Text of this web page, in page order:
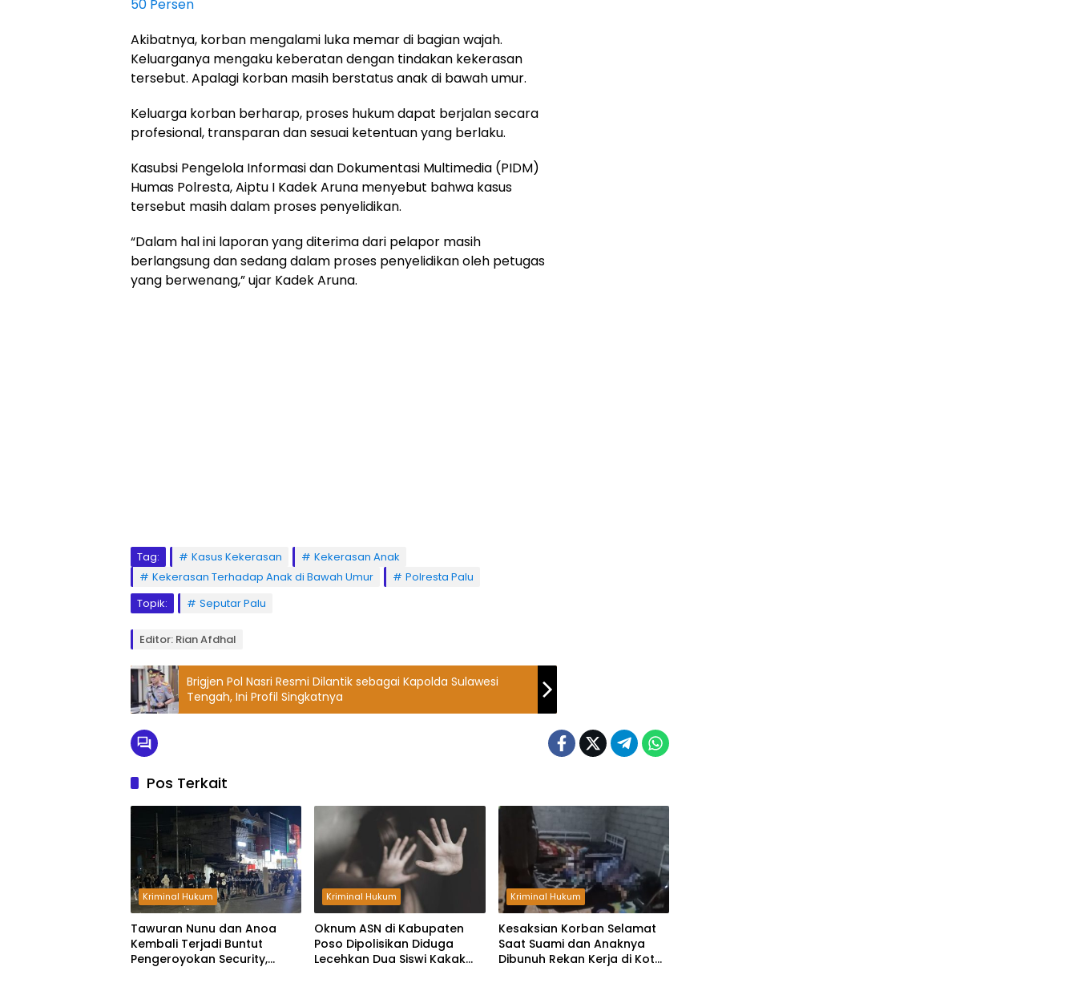
50 Persen
Akibatnya, korban mengalami luka memar di bagian wajah.
Keluarganya mengaku keberatan dengan tindakan kekerasan
tersebut. Apalagi korban masih berstatus anak di bawah umur.
Keluarga korban berharap, proses hukum dapat berjalan secara
profesional, transparan dan sesuai ketentuan yang berlaku.
Kasubsi Pengelola Informasi dan Dokumentasi Multimedia (PIDM)
Humas Polresta, Aiptu I Kadek Aruna menyebut bahwa kasus
tersebut masih dalam proses penyelidikan.
“Dalam hal ini laporan yang diterima dari pelapor masih
berlangsung dan sedang dalam proses penyelidikan oleh petugas
yang berwenang,” ujar Kadek Aruna.
Tag: Kasus Kekerasan
Kekerasan Anak
Kekerasan Terhadap Anak di Bawah Umur
Polresta Palu
Topik:
Seputar Palu
Editor: Rian Afdhal
Brigjen Pol Nasri Resmi Dilantik sebagai Kapolda Sulawesi
Tengah, Ini Profil Singkatnya
Pos Terkait
Kriminal Hukum
Tawuran Nunu dan Anoa
Kembali Terjadi Buntut
Pengeroyokan Security,
Kriminal Hukum
Oknum ASN di Kabupaten
Poso Dipolisikan Diduga
Lecehkan Dua Siswi Kakak
Kriminal Hukum
Kesaksian Korban Selamat
Saat Suami dan Anaknya
Dibunuh Rekan Kerja di Kota